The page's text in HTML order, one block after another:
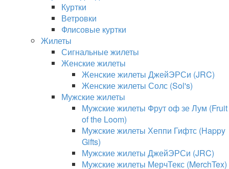
Куртки
Ветровки
Флисовые куртки
Жилеты
Сигнальные жилеты
Женские жилеты
Женские жилеты ДжейЭРСи (JRC)
Женские жилеты Солс (Sol's)
Мужские жилеты
Мужские жилеты Фрут оф зе Лум (Fruit
of the Loom)
Мужские жилеты Хеппи Гифтс (Happy
Gifts)
Мужские жилеты ДжейЭРСи (JRC)
Мужские жилеты МерчТекс (MerchTex)